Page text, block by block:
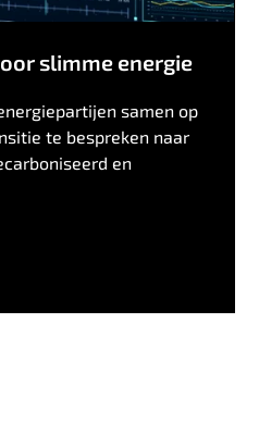
slimme energie
samen op
te bespreken naar
en